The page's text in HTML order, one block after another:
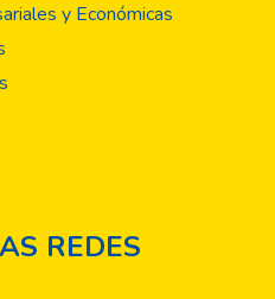
y Económicas
REDES